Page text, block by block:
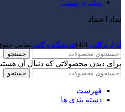
پیگیری پستی
نماد اعتماد
ابزار پرگاس 1401فروشگاه پرگاس.تمامی
جستجو
برای دیدن محصولاتی که دنبال آن
جستجو
فهرست
دسته بندی ها